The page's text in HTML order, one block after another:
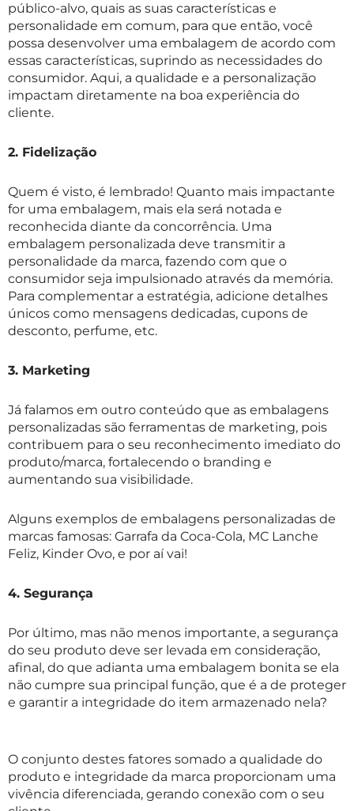
público-alvo, quais as suas características e
personalidade em comum, para que então, você
possa desenvolver uma embalagem de acordo com
essas características, suprindo as necessidades do
consumidor. Aqui, a qualidade e a personalização
impactam diretamente na boa experiência do
cliente.
2. Fidelização
Quem é visto, é lembrado! Quanto mais impactante
for uma embalagem, mais ela será notada e
reconhecida diante da concorrência. Uma
embalagem personalizada deve transmitir a
personalidade da marca, fazendo com que o
consumidor seja impulsionado através da memória.
Para complementar a estratégia, adicione detalhes
únicos como mensagens dedicadas, cupons de
desconto, perfume, etc.
3. Marketing
Já falamos em outro conteúdo que as embalagens
personalizadas são ferramentas de marketing, pois
contribuem para o seu reconhecimento imediato do
produto/marca, fortalecendo o branding e
aumentando sua visibilidade.
Alguns exemplos de embalagens personalizadas de
marcas famosas: Garrafa da Coca-Cola, MC Lanche
Feliz, Kinder Ovo, e por aí vai!
4. Segurança
Por último, mas não menos importante, a segurança
do seu produto deve ser levada em consideração,
afinal, do que adianta uma embalagem bonita se ela
não cumpre sua principal função, que é a de proteger
e garantir a integridade do item armazenado nela?
O conjunto destes fatores somado a qualidade do
produto e integridade da marca proporcionam uma
vivência diferenciada, gerando conexão com o seu